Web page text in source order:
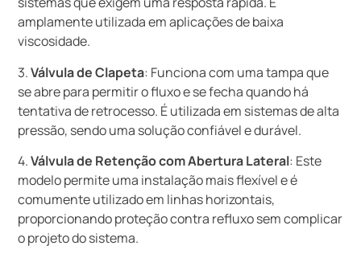
amplamente utilizada em aplicações de baixa
viscosidade.
3.Válvula de Clapeta: Funciona com uma tampa que
se abre para permitir o fluxo e se fecha quando há
tentativa de retrocesso. É utilizada em sistemas de alta
pressão, sendo uma solução confiável e durável.
4.Válvula de Retenção com Abertura Lateral: Este
modelo permite uma instalação mais flexível e é
comumente utilizado em linhas horizontais,
proporcionando proteção contra refluxo sem complicar
o projeto do sistema.